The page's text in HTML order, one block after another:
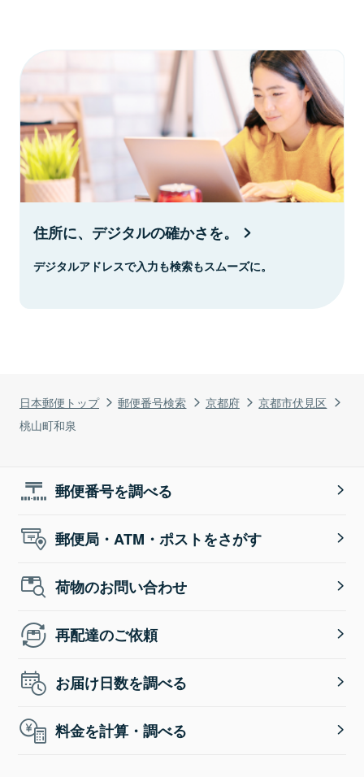
日本郵便トップ 郵便番号検索 京都府
京都市伏見区
桃山町和泉
住所に、デジタルの確かさを。
デジタルアドレスで入力も検索もスムーズに。
郵便番号を調べる
郵便局・ATM・ポストをさがす
荷物のお問い合わせ
再配達のご依頼
お届け日数を調べる
料金を計算・調べる